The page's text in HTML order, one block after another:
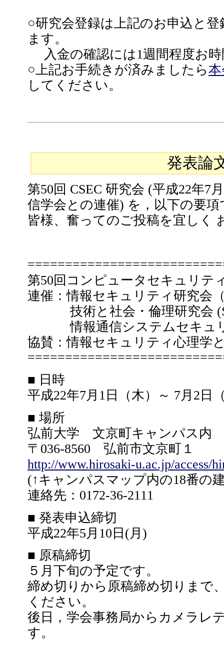
○研究会登録は上記のお申込と
ます。
入金の確認には1週間程度お
○上記お手続きが済みましたら
してください。
発表論
第50回 CSEC 研究会 (平成22年7
信学会との連催) を，以下の要
皆様、奮ってのご投稿を宜しく
第50回コンピュータセキュリテ
連催：情報セキュリティ研究会
技術と社会・倫理研究会
情報通信システムセキュリ
協賛：情報セキュリティ心理学
■ 日時
平成22年7月1日（木）～ 7月2日
■ 場所
弘前大学 文京町キャンパス内
〒036-8560 弘前市文京町１
http://www.hirosaki-u.ac.jp/access/
(↑キャンパスマップ内の18番の
連絡先：0172-36-2111
■ 発表申込締切
平成22年5月10日(月)
■ 原稿締切
５月下旬の予定です。
締め切りから原稿締め切りまで
ください。
後日，学会事務局からカメラレ
す。